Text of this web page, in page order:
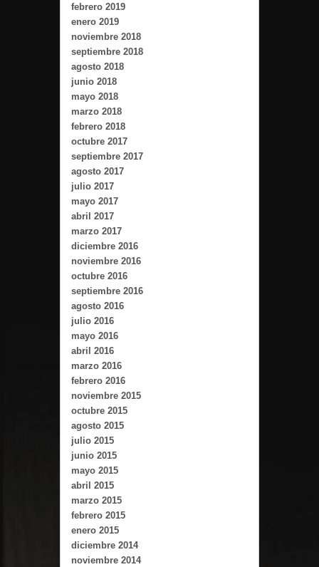
febrero 2019
enero 2019
noviembre 2018
septiembre 2018
agosto 2018
junio 2018
mayo 2018
marzo 2018
febrero 2018
octubre 2017
septiembre 2017
agosto 2017
julio 2017
mayo 2017
abril 2017
marzo 2017
diciembre 2016
noviembre 2016
octubre 2016
septiembre 2016
agosto 2016
julio 2016
mayo 2016
abril 2016
marzo 2016
febrero 2016
noviembre 2015
octubre 2015
agosto 2015
julio 2015
junio 2015
mayo 2015
abril 2015
marzo 2015
febrero 2015
enero 2015
diciembre 2014
noviembre 2014